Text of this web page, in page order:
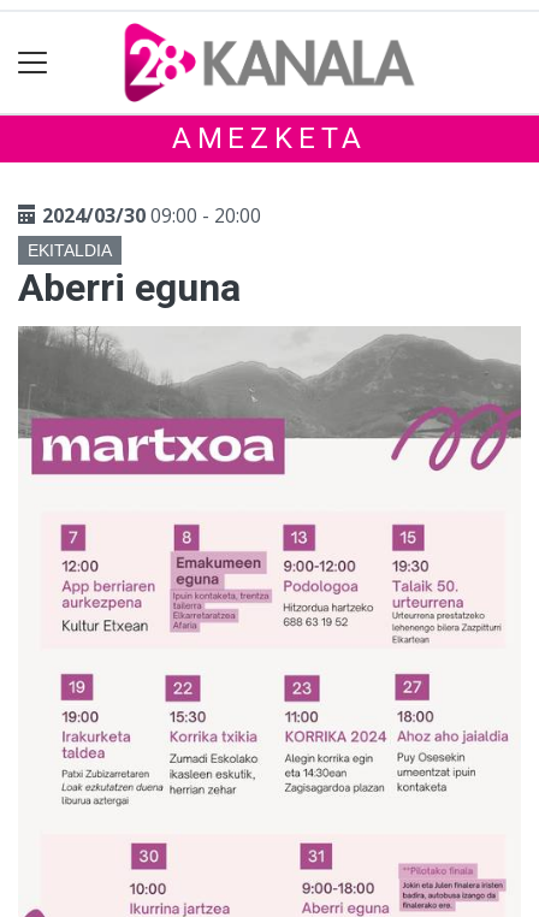
AMEZKETA
2024/03/3009:00 - 20:00
EKITALDIA
Aberri eguna